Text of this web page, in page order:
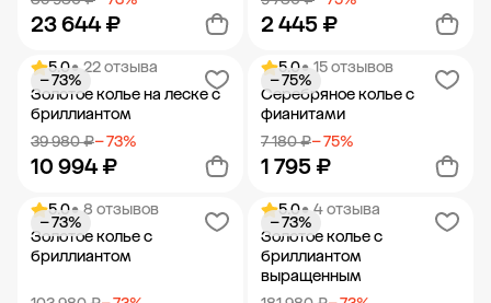
23 644 ₽
Добавить в корзину
2 445 ₽
Добавить в корзину
5.0• 22 отзыва
Золотое колье на леске с
бриллиантом
39 980 ₽− 73%
10 994 ₽
− 73%
Добавить в корзину
5.0• 15 отзывов
Серебряное колье с
фианитами
7 180 ₽− 75%
1 795 ₽
− 75%
Добавить в корзину
5.0• 8 отзывов
Золотое колье с
бриллиантом
− 73%
5.0• 4 отзыва
Золотое колье с
бриллиантом
выращенным
− 73%